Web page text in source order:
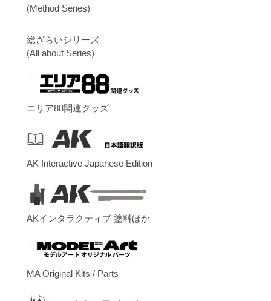
(Method Series)
総ざらいシリーズ
(All about Series)
エリア88関連グッズ
AK Interactive Japanese Edition
AKインタラクティブ 塗料ほか
MA Original Kits / Parts